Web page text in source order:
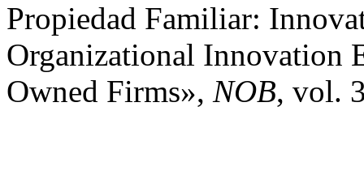
Propiedad Familiar:
Organizational Innovation
Owned Firms», NOB, vol.